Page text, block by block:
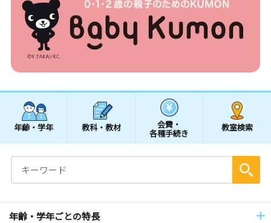
年齢・学年 教科・教材 会費・
各種手続き
教室検索
年齢・学年ごとの特長